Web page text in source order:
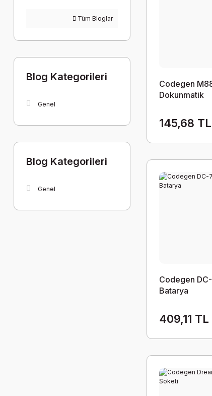
Tüm Bloglar
Blog Kategorileri
Genel
Blog Kategorileri
Genel
Codegen
Dokunmatik
145,68 TL
Codegen
Batarya
409,11 TL